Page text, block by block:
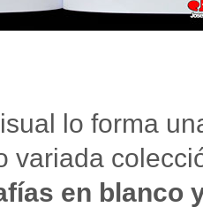
lo forma
variada
en blanco